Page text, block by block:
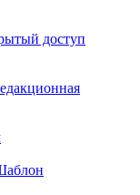
доступ